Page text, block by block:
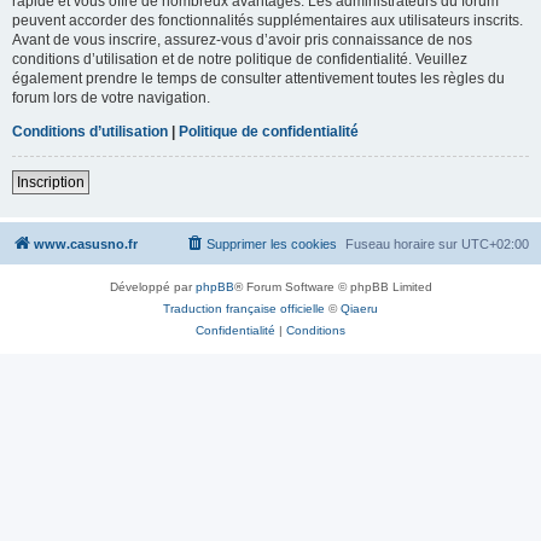
peuvent accorder des fonctionnalités supplémentaires aux utilisateurs inscrits.
Avant de vous inscrire, assurez-vous d’avoir pris connaissance de nos
conditions d’utilisation et de notre politique de confidentialité. Veuillez
également prendre le temps de consulter attentivement toutes les règles du
forum lors de votre navigation.
Conditions d’utilisation | Politique de confidentialité
Inscription
www.casusno.fr Fuseau horaire sur UTC+02:00
Supprimer les cookies
Développé parphpBB® Forum Software © phpBB Limited
Traduction française officielle ©Qiaeru
Confidentialité | Conditions